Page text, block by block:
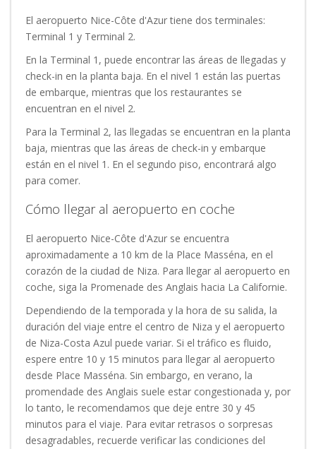
El aeropuerto Nice-Côte d'Azur tiene dos terminales:
Terminal 1 y Terminal 2.
En la Terminal 1, puede encontrar las áreas de llegadas y
check-in en la planta baja. En el nivel 1 están las puertas
de embarque, mientras que los restaurantes se
encuentran en el nivel 2.
Para la Terminal 2, las llegadas se encuentran en la planta
baja, mientras que las áreas de check-in y embarque
están en el nivel 1. En el segundo piso, encontrará algo
para comer.
Cómo llegar al aeropuerto en coche
El aeropuerto Nice-Côte d'Azur se encuentra
aproximadamente a 10 km de la Place Masséna, en el
corazón de la ciudad de Niza. Para llegar al aeropuerto en
coche, siga la Promenade des Anglais hacia La Californie.
Dependiendo de la temporada y la hora de su salida, la
duración del viaje entre el centro de Niza y el aeropuerto
de Niza-Costa Azul puede variar. Si el tráfico es fluido,
espere entre 10 y 15 minutos para llegar al aeropuerto
desde Place Masséna. Sin embargo, en verano, la
promendade des Anglais suele estar congestionada y, por
lo tanto, le recomendamos que deje entre 30 y 45
minutos para el viaje. Para evitar retrasos o sorpresas
desagradables, recuerde verificar las condiciones del